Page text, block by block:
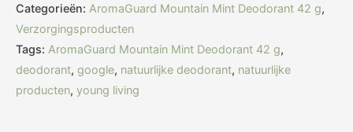
Categorieën: AromaGuard Mountain Mint Deodorant 42 g,
Verzorgingsproducten
Tags: AromaGuard Mountain Mint Deodorant 42 g,
deodorant, google, natuurlijke deodorant, natuurlijke
producten, young living